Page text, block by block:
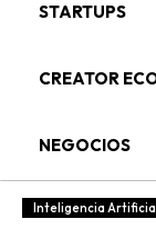
STARTUPS
CREATOR
NEGOCIOS
Inteligencia Artificial